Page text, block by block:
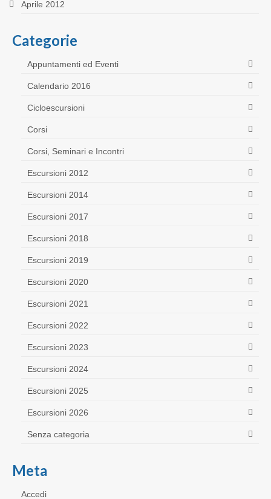
Aprile 2012
Categorie
Appuntamenti ed Eventi
Calendario 2016
Cicloescursioni
Corsi
Corsi, Seminari e Incontri
Escursioni 2012
Escursioni 2014
Escursioni 2017
Escursioni 2018
Escursioni 2019
Escursioni 2020
Escursioni 2021
Escursioni 2022
Escursioni 2023
Escursioni 2024
Escursioni 2025
Escursioni 2026
Senza categoria
Meta
Accedi